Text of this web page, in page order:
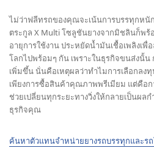
ไม่ว่าฟลีทรถของคุณจะเน้นการบรรทุกหนั
ตระกูล X Multi โซลูชันยางจากมิชลินก็พร้
อายุการใช้งาน ประหยัดน้ำมันเชื้อเพลิงเ
โลกไปพร้อมๆ กัน เพราะในธุรกิจขนส่งนั้
เพิ่มขึ้น นั่นคือเหตุผลว่าทำไมการเลือกลง
เพียงการซื้อสินค้าคุณภาพพรีเมียม แต่คือ
ช่วยเปลี่ยนทุกระยะทางวิ่งให้กลายเป็นผล
ธุรกิจคุณ
ค้นหาตัวแทนจำหน่ายยางรถบรรทุกและร